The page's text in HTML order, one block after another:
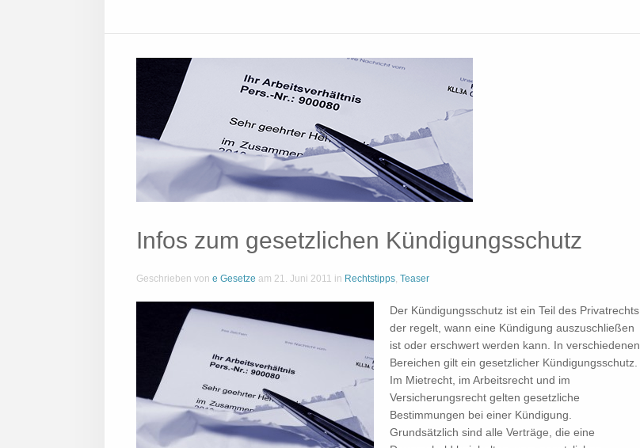
Infos zum gesetzlichen Kündigungsschutz
Geschrieben von e Gesetze am 21. Juni 2011 in Rechtstipps, Teaser
Der Kündigungsschutz ist ein Teil des Privatrechts,
der regelt, wann eine Kündigung auszuschließen
ist oder erschwert werden kann. In verschiedenen
Bereichen gilt ein gesetzlicher Kündigungsschutz.
Im Mietrecht, im Arbeitsrecht und im
Versicherungsrecht gelten gesetzliche
Bestimmungen bei einer Kündigung.
Grundsätzlich sind alle Verträge, die eine